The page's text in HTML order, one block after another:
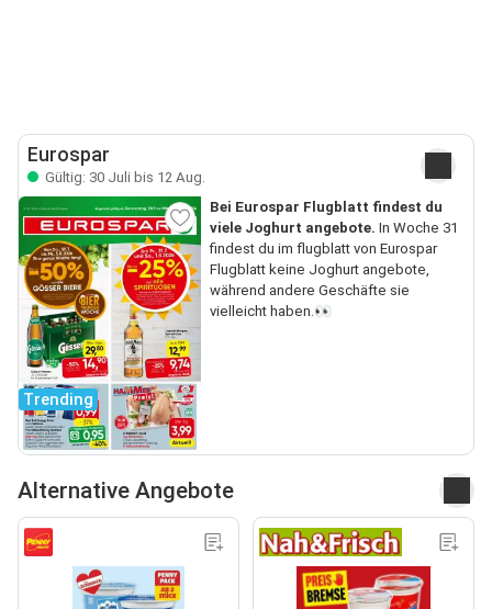
Eurospar
Gültig: 30 Juli bis 12 Aug.
Trending
Bei Eurospar Flugblatt findest du
viele Joghurt angebote. In Woche 31
findest du im flugblatt von Eurospar
Flugblatt keine Joghurt angebote,
während andere Geschäfte sie
vielleicht haben.👀
Alternative Angebote